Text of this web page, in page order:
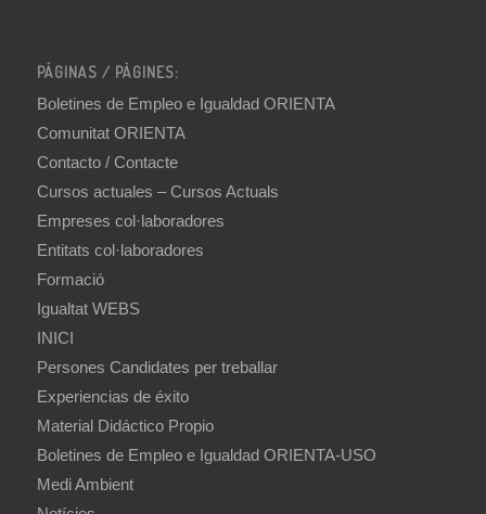
PÁGINAS / PÀGINES:
Boletines de Empleo e Igualdad ORIENTA
Comunitat ORIENTA
Contacto / Contacte
Cursos actuales – Cursos Actuals
Empreses col·laboradores
Entitats col·laboradores
Formació
Igualtat WEBS
INICI
Persones Candidates per treballar
Experiencias de éxito
Material Didáctico Propio
Boletines de Empleo e Igualdad ORIENTA-USO
Medi Ambient